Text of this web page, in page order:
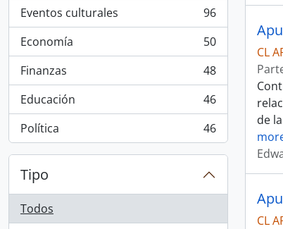
Eventos culturales
, 96 resultados
96
Economía
, 50 resultados
50
Finanzas
, 48 resultados
48
Educación
, 46 resultados
46
Política
, 46 resultados 46
Tipo
Todos
CL
de
CL